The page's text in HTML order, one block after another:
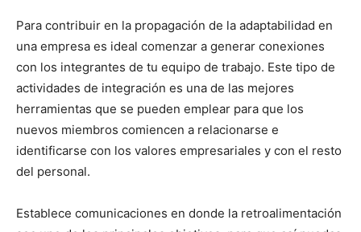
Para contribuir en la propagación de la adaptabilidad en
una empresa es ideal comenzar a generar conexiones
con los integrantes de tu equipo de trabajo. Este tipo de
actividades de integración es una de las mejores
herramientas que se pueden emplear para que los
nuevos miembros comiencen a relacionarse e
identificarse con los valores empresariales y con el resto
del personal.
Establece comunicaciones en donde la retroalimentación